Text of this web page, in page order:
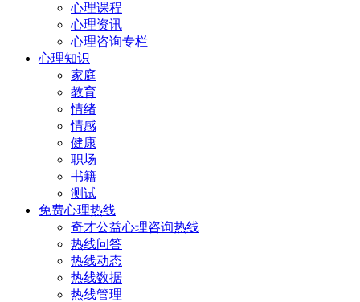
心理课程
心理资讯
心理咨询专栏
心理知识
家庭
教育
情绪
情感
健康
职场
书籍
测试
免费心理热线
奇才公益心理咨询热线
热线问答
热线动态
热线数据
热线管理